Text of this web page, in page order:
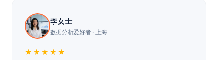
李女士
数据分析爱好者 · 上海
★★★★★